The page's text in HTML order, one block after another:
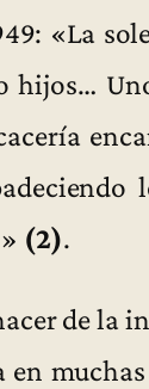
«La
hijos…
(2).
de la